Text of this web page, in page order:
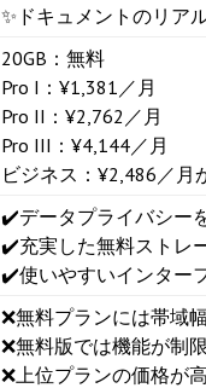
✨ドキュメントのリア
20GB：無料
Pro I：¥1,381／月
Pro II：¥2,762／月
Pro III：¥4,144／月
ビジネス：¥2,486／月
✔️データプライバシー
✔️充実した無料ストレ
✔️使いやすいインター
❌無料プランには帯域
❌無料版では機能が制
❌上位プランの価格が